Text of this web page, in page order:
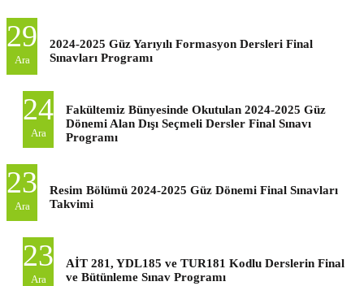
29
Ara
2024-2025 Güz Yarıyılı Formasyon Dersleri Final
Sınavları Programı
24
Ara
Fakültemiz Bünyesinde Okutulan 2024-2025 Güz
Dönemi Alan Dışı Seçmeli Dersler Final Sınavı
Programı
23
Ara
Resim Bölümü 2024-2025 Güz Dönemi Final Sınavları
Takvimi
23
Ara
AİT 281, YDL185 ve TUR181 Kodlu Derslerin Final
ve Bütünleme Sınav Programı